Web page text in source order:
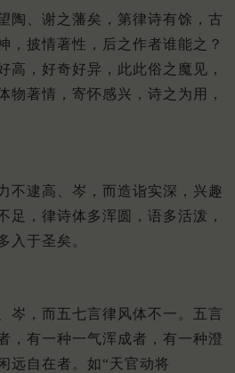
陶、谢之藩矣，第律诗有馀，古
，披情著性，后之作者谁能之？
高，好奇好异，此此俗之魔见，
物著情，寄怀感兴，诗之为用，
不逮高、岑，而造诣实深，兴趣
足，律诗体多浑圆，语多活泼，
入于圣矣。
岑，而五七言律风体不一。五言
，有一种一气浑成者，有一种澄
远自在者。如“天官动将